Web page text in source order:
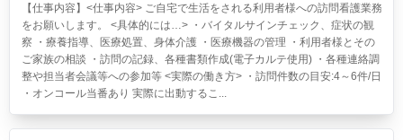
【仕事内容】<仕事内容> ご自宅で生活をされる利用者様への訪問看護業務
をお願いします。 <具体的には…> ・バイタルサインチェック、症状の観
察 ・療養指導、医療処置、身体介護 ・医療機器の管理 ・利用者様とその
ご家族の相談 ・訪問の記録、各種書類作成(電子カルテ使用) ・各種連絡調
整や担当者会議等への参加等 <実際の働き方> ・訪問件数の目安:4～6件/日
・オンコール当番あり 実際に出動するこ...